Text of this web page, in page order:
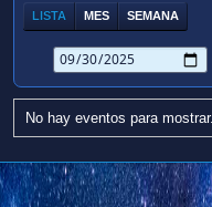
LISTA MES SEMANA
No hay eventos para mostrar.